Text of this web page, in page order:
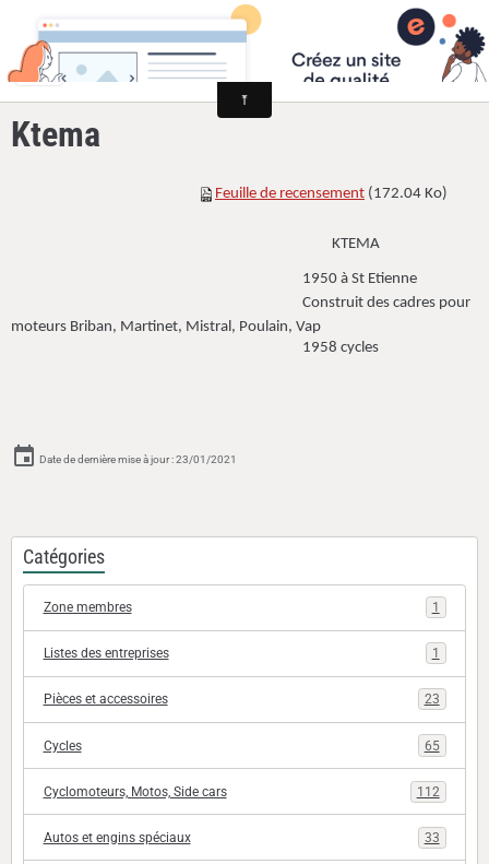
Cyclomoteurs et motos fabriqués dans la Loire
Ktema
Feuille de recensement (172.04 Ko)
KTEMA
1950 à St Etienne
Construit des cadres pour
moteurs Briban, Martinet, Mistral, Poulain, Vap
1958 cycles
Date de dernière mise à jour : 23/01/2021
Catégories
Zone membres 1
Listes des entreprises 1
Pièces et accessoires 23
Cycles 65
Cyclomoteurs, Motos, Side cars 112
Autos et engins spéciaux 33